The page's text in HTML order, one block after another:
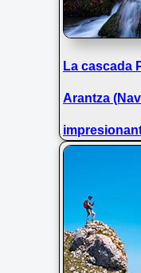
La cascada
Arantza
naturaleza
gran belleza